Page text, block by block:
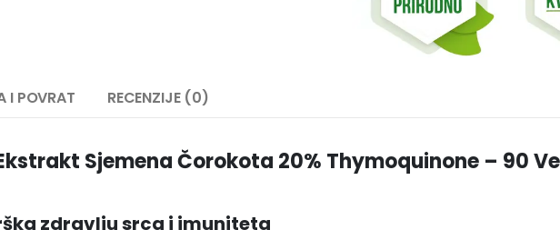
I POVRAT RECENZIJE (0)
Sjemena Čorokota 20% Thymoquinone – 90
zdravlju srca i imuniteta